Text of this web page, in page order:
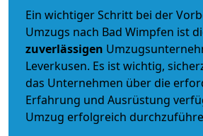
Ein wichtiger Schritt bei der
Umzugs nach Bad Wimpfen ist
zuverlässigen
Leverkusen. Es ist wichtig,
das Unternehmen über die
Erfahrung und Ausrüstung
Umzug erfolgreich